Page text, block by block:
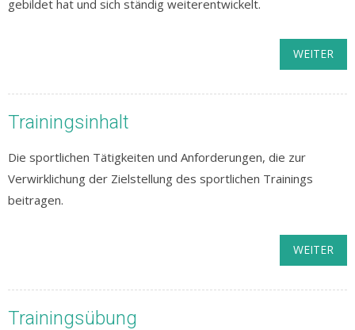
gebildet hat und sich ständig weiterentwickelt.
WEITER
Trainingsinhalt
Die sportlichen Tätigkeiten und Anforderungen, die zur
Verwirklichung der Zielstellung des sportlichen Trainings
beitragen.
WEITER
Trainingsübung